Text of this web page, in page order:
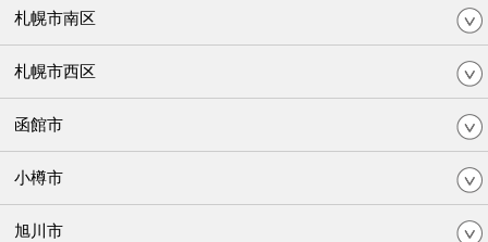
札幌市南区
札幌市西区
函館市
小樽市
旭川市